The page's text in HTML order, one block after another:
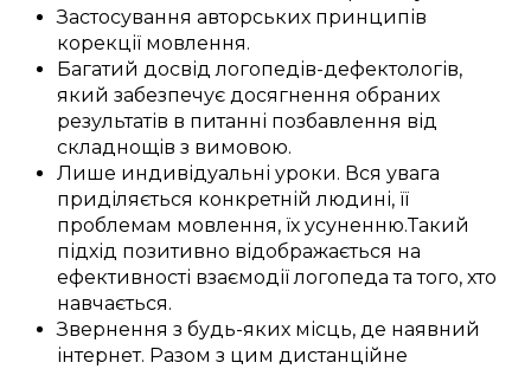
Застосування авторських принципів
корекції мовлення.
Багатий досвідлогопедів-дефектологів,
який забезпечує досягнення обраних
результатів в питанні позбавлення від
складнощів з вимовою.
Лише индивідуальні уроки. Вся увага
приділяється конкретній людині, її
проблемам мовлення, їх усуненню.Такий
підхід позитивно відображається на
ефективності взаємодії логопеда татого, хто
навчається.
Звернення з будь-яких місць, де наявний
інтернет. Разом з цим дистанційне